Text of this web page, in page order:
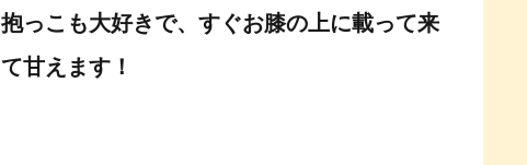
抱っこも大好きで、すぐお膝の上に載って来
て甘えます！